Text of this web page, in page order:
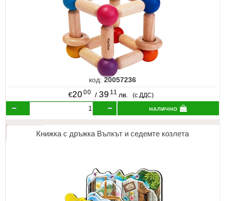
код: 20057236
€20 00 / 39 11 лв. (с ДДС)
налично
Книжка с дръжка Вълкът и седемте козлета